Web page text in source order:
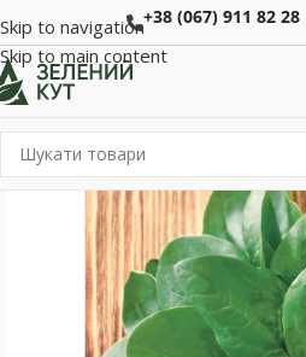
Skip to navigation
Skip to main content
+38 (067) 911 82 28